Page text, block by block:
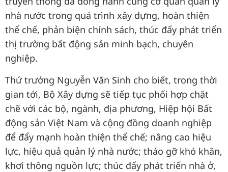
nhà nước trong quá trình xây dựng, hoàn thiện
thể chế, phản biện chính sách, thúc đẩy phát triển
thị trường bất động sản minh bạch, chuyên
nghiệp.
Thứ trưởng Nguyễn Văn Sinh cho biết, trong thời
gian tới, Bộ Xây dựng sẽ tiếp tục phối hợp chặt
chẽ với các bộ, ngành, địa phương, Hiệp hội Bất
động sản Việt Nam và cộng đồng doanh nghiệp
để đẩy mạnh hoàn thiện thể chế; nâng cao hiệu
lực, hiệu quả quản lý nhà nước; tháo gỡ khó khăn,
khơi thông nguồn lực; thúc đẩy phát triển nhà ở,